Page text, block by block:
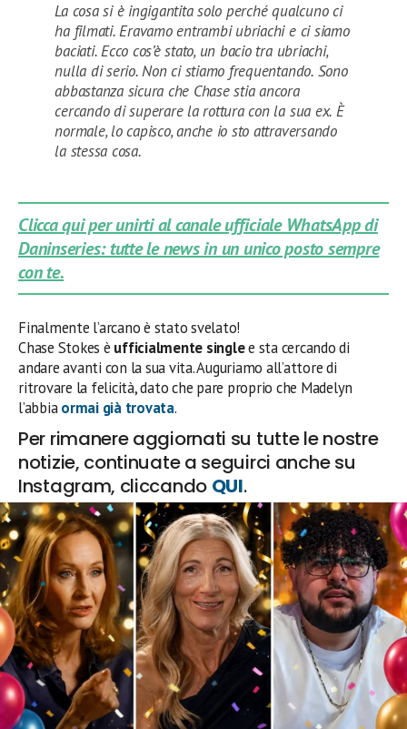
La cosa si è ingigantita solo perché qualcuno ci
ha filmati. Eravamo entrambi ubriachi e ci siamo
baciati. Ecco cos’è stato, un bacio tra ubriachi,
nulla di serio. Non ci stiamo frequentando. Sono
abbastanza sicura che Chase stia ancora
cercando di superare la rottura con la sua ex. È
normale, lo capisco, anche io sto attraversando
la stessa cosa.
Clicca qui per unirti al canale ufficiale WhatsApp di
Daninseries: tutte le news in un unico posto sempre
con te.
Finalmente l’arcano è stato svelato!
Chase Stokes è ufficialmente singlee sta cercando di
andare avanti con la sua vita. Auguriamo all’attore di
ritrovare la felicità, dato che pare proprio che Madelyn
l’abbiaormai già trovata.
Per rimanere aggiornati su tutte le nostre
notizie, continuate a seguirci anche su
Instagram, cliccando QUI.